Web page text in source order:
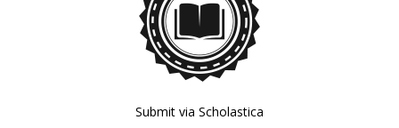
Submit via Scholastica